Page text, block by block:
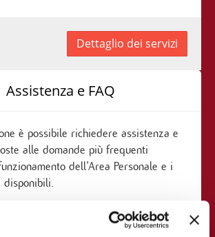
Dettaglio dei servizi
Assistenza e FAQ
è possibile richiedere assistenza e
alle domande più frequenti
dell'Area Personale e i